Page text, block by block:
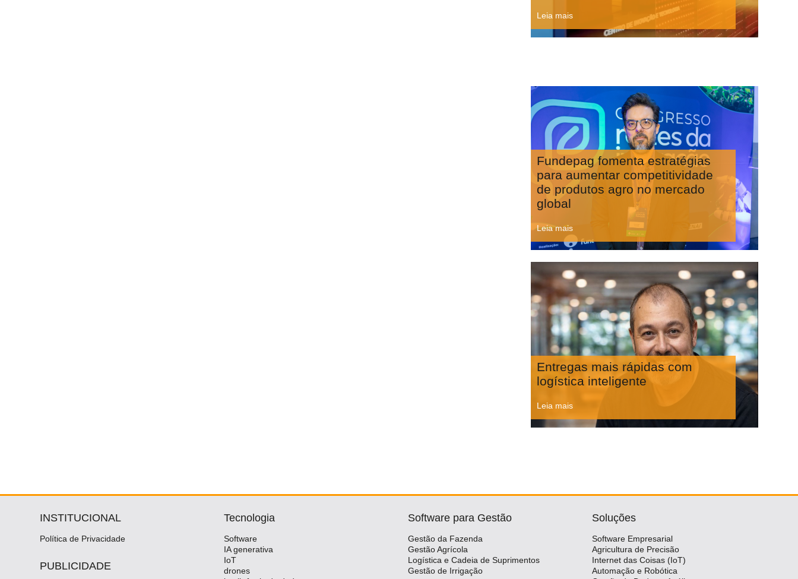
Leia mais
Fundepag fomenta estratégias
para aumentar competitividade
de produtos agro no mercado
global
Leia mais
Entregas mais rápidas com
logística inteligente
Leia mais
INSTITUCIONAL
Política de Privacidade
PUBLICIDADE
Tecnologia
Software
IA generativa
IoT
drones
Software para Gestão
Gestão da Fazenda
Gestão Agrícola
Logística e Cadeia de Suprimentos
Gestão de Irrigação
Soluções
Software Empresarial
Agricultura de Precisão
Internet das Coisas (IoT)
Automação e Robótica